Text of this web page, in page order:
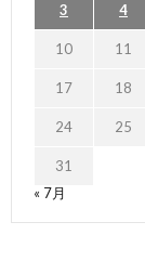
3 4
10 11
17 18
24 25
31
« 7月